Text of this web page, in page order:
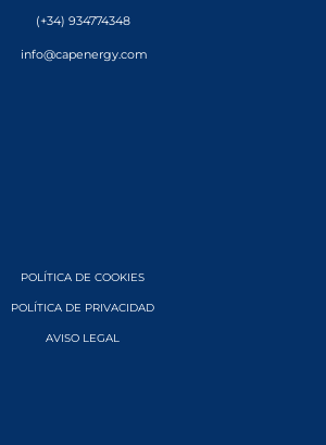
(+34) 934774348
info@capenergy.com
POLÍTICA DE COOKIES
POLÍTICA DE PRIVACIDAD
AVISO LEGAL